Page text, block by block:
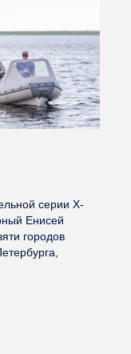
серии X-
Енисей
городов